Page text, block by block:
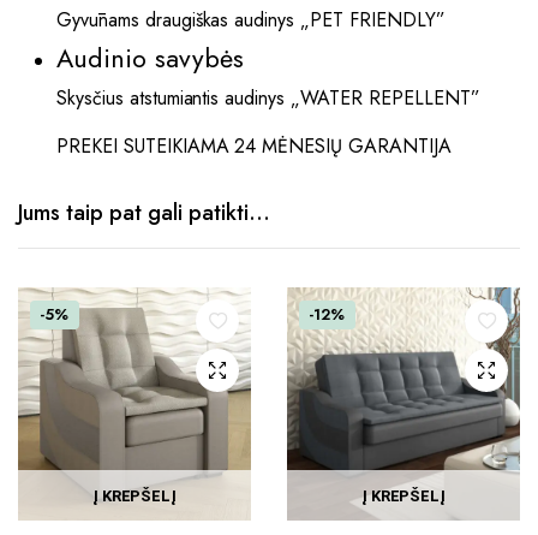
Gyvūnams draugiškas audinys „PET FRIENDLY”
Audinio savybės
Skysčius atstumiantis audinys „WATER REPELLENT”
PREKEI SUTEIKIAMA 24 MĖNESIŲ GARANTIJA
Jums taip pat gali patikti…
-5%
Į KREPŠELĮ
-12%
Į KREPŠELĮ